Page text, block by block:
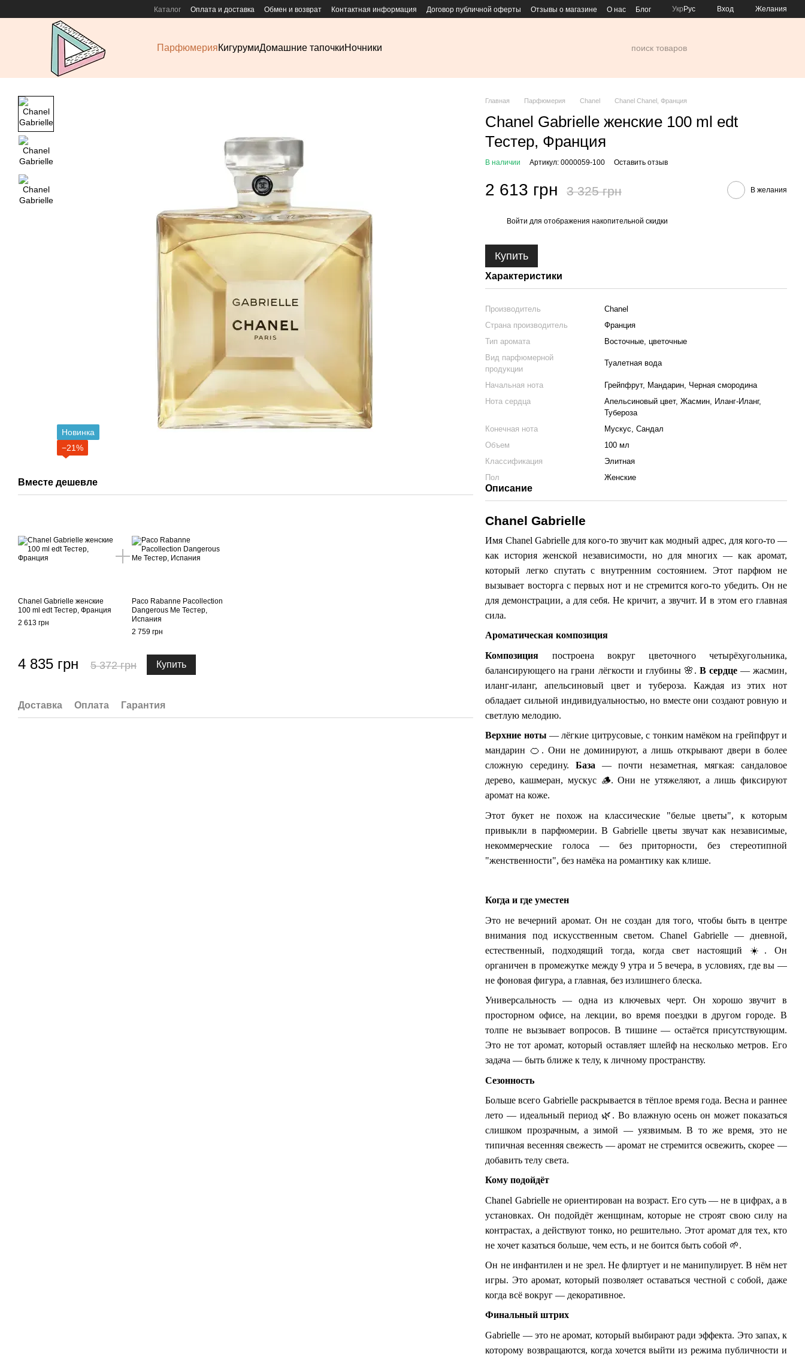
Каталог Оплата и доставка Обмен и возврат Контактная информация Договор публичной оферты Отзывы о магазине О нас Блог Укр Рус Вход Желания
ПарфюмерияКигурумиДомашние тапочкиНочники
Новинка
−21%
Вместе дешевле
Chanel Gabrielle женские
100 ml edt Тестер, Франция
2 613 грн
Paco Rabanne Pacollection
Dangerous Me Тестер,
Испания
2 759 грн
4 835 грн 5 372 грн Купить
Доставка Оплата Гарантия
Главная Парфюмерия Chanel Chanel Chanel, Франция
Chanel Gabrielle женские 100 ml edt
Тестер, Франция
В наличии Артикул: 0000059-100 Оставить отзыв
2 613 грн 3 325 грн В желания
Войти для отображения накопительной скидки
Купить
Характеристики
Производитель
Chanel
Страна производитель
Франция
Тип аромата
Восточные, цветочные
Вид парфюмерной
продукции
Туалетная вода
Начальная нота
Грейпфрут, Мандарин, Черная смородина
Нота сердца
Апельсиновый цвет, Жасмин, Иланг-Иланг,
Тубероза
Конечная нота
Мускус, Сандал
Объем
100 мл
Классификация
Элитная
Пол
Женские
Описание
Chanel Gabrielle
Имя Chanel Gabrielle для кого-то звучит как модный адрес, для кого-то —
как история женской независимости, но для многих — как аромат,
который легко спутать с внутренним состоянием. Этот парфюм не
вызывает восторга с первых нот и не стремится кого-то убедить. Он не
для демонстрации, а для себя. Не кричит, а звучит. И в этом его главная
сила.
Ароматическая композиция
Композиция построена вокруг цветочного четырёхугольника,
балансирующего на грани лёгкости и глубины 🌸 . В сердце— жасмин,
иланг-иланг, апельсиновый цвет и тубероза. Каждая из этих нот
обладает сильной индивидуальностью, но вместе они создают ровную и
светлую мелодию.
Верхние ноты — лёгкие цитрусовые, с тонким намёком на грейпфрут и
мандарин 🍊 . Они не доминируют, а лишь открывают двери в более
сложную середину. База — почти незаметная, мягкая: сандаловое
дерево, кашмеран, мускус 🪵. Они не утяжеляют, а лишь фиксируют
аромат на коже.
Этот букет не похож на классические "белые цветы", к которым
привыкли в парфюмерии. В Gabrielle цветы звучат как независимые,
некоммерческие голоса — без приторности, без стереотипной
"женственности", без намёка на романтику как клише.
Когда и где уместен
Это не вечерний аромат. Он не создан для того, чтобы быть в центре
внимания под искусственным светом. Chanel Gabrielle — дневной,
естественный, подходящий тогда, когда свет настоящий ☀ ️. Он
органичен в промежутке между 9 утра и 5 вечера, в условиях, где вы —
не фоновая фигура, а главная, без излишнего блеска.
Универсальность — одна из ключевых черт. Он хорошо звучит в
просторном офисе, на лекции, во время поездки в другом городе. В
толпе не вызывает вопросов. В тишине — остаётся присутствующим.
Это не тот аромат, который оставляет шлейф на несколько метров. Его
задача — быть ближе к телу, к личному пространству.
Сезонность
Больше всего Gabrielle раскрывается в тёплое время года. Весна и раннее
лето — идеальный период 🌿 . Во влажную осень он может показаться
слишком прозрачным, а зимой — уязвимым. В то же время, это не
типичная весенняя свежесть — аромат не стремится освежить, скорее —
добавить телу света.
Кому подойдёт
Chanel Gabrielle не ориентирован на возраст. Его суть — не в цифрах, а в
установках. Он подойдёт женщинам, которые не строят свою силу на
контрастах, а действуют тонко, но решительно. Этот аромат для тех, кто
не хочет казаться больше, чем есть, и не боится быть собой 🌱.
Он не инфантилен и не зрел. Не флиртует и не манипулирует. В нём нет
игры. Это аромат, который позволяет оставаться честной с собой, даже
когда всё вокруг — декоративное.
Финальный штрих
Gabrielle — это не аромат, который выбирают ради эффекта. Это запах, к
которому возвращаются, когда хочется выйти из режима публичности и